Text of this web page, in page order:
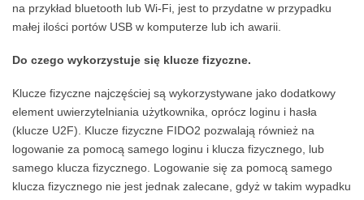
na przykład bluetooth lub Wi-Fi, jest to przydatne w przypadku
małej ilości portów USB w komputerze lub ich awarii.
Do czego wykorzystuje się klucze fizyczne.
Klucze fizyczne najczęściej są wykorzystywane jako dodatkowy
element uwierzytelniania użytkownika, oprócz loginu i hasła
(klucze U2F). Klucze fizyczne FIDO2 pozwalają również na
logowanie za pomocą samego loginu i klucza fizycznego, lub
samego klucza fizycznego. Logowanie się za pomocą samego
klucza fizycznego nie jest jednak zalecane, gdyż w takim wypadku